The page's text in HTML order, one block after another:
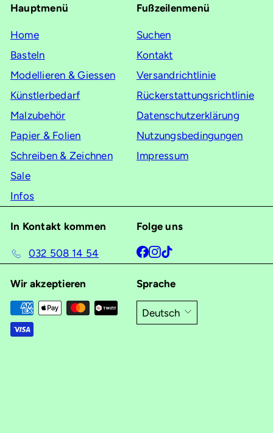
unsere
an
Hauptmenü
Home
Basteln
Modellieren & Giessen
Künstlerbedarf
Malzubehör
Papier & Folien
Schreiben & Zeichnen
Sale
Infos
Fußzeilenmenü
Suchen
Kontakt
Versandrichtlinie
Rückerstattungsrichtlinie
Datenschutzerklärung
Nutzungsbedingungen
Impressum
In Kontakt kommen
032 508 14 54
Folge uns
Facebook
Instagram
Wir akzeptieren Sprache
Deutsch